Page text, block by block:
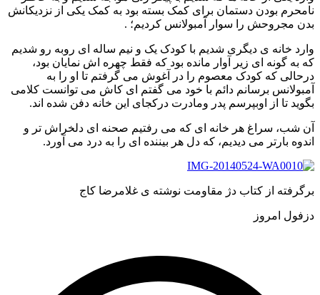
بودن دستمان برای کمک بسته بود به کمک یکی از نزدیکانش
را سوار آمبولانس کردیم؛ .
خانه ی دیگری شدیم با کودک یک و نیم ساله ای روبه رو شدیم
گونه ای زیر آوار مانده بود که فقط چهره اش نمایان بود،
که کودک معصوم را در آغوش می گرفتم تا او را به
برسانم دائم با خود می گفتم ای کاش می توانست کلامی
تا از اوبپرسم پدر ومادرت درکجای این خانه دفن شده اند.
سراغ هر خانه ای که می رفتیم صحنه ای دلخراش تر و
بارتر می دیدیم، که دل هر بیننده ای را به درد می آورد.
از کتاب دژ مقاومت نوشته ی غلامرضا کاج
امروز